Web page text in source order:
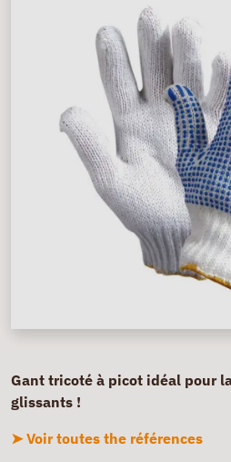
Gant tricoté à picot idéal pour
glissants !
➤ Voir toutes the références